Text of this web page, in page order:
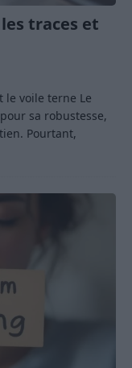
traces et
le voile terne Le
sa robustesse,
Pourtant,